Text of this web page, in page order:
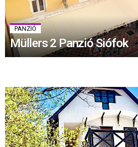
PANZIÓ
Müllers 2 Panzió Siófok